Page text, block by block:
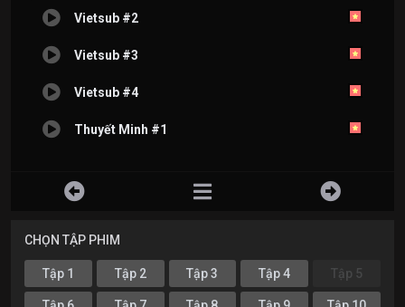
Vietsub #2
Vietsub #3
Vietsub #4
Thuyết Minh #1
CHỌN TẬP PHIM
Tập 1 Tập 2 Tập 3 Tập 4 Tập 5